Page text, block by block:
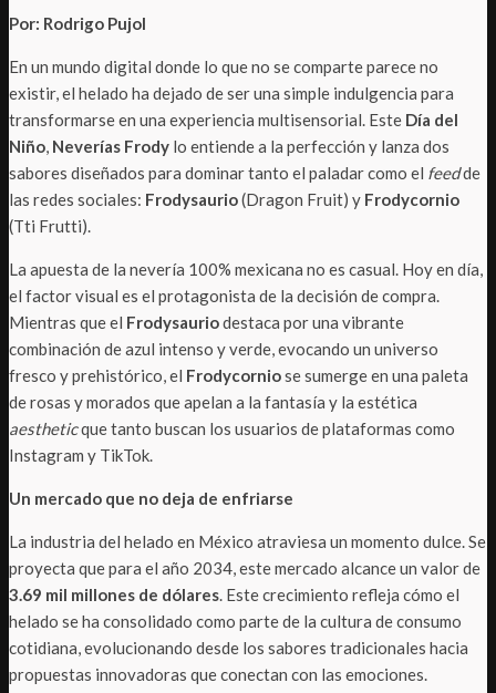
Por: Rodrigo Pujol
En un mundo digital donde lo que no se comparte parece no
existir, el helado ha dejado de ser una simple indulgencia para
transformarse en una experiencia multisensorial. Este Día del
Niño, Neverías Frody lo entiende a la perfección y lanza dos
sabores diseñados para dominar tanto el paladar como el feedde
las redes sociales: Frodysaurio(Dragon Fruit) y Frodycornio
(Tti Frutti).
La apuesta de la nevería 100% mexicana no es casual. Hoy en día,
el factor visual es el protagonista de la decisión de compra.
Mientras que el Frodysauriodestaca por una vibrante
combinación de azul intenso y verde, evocando un universo
fresco y prehistórico, el Frodycorniose sumerge en una paleta
de rosas y morados que apelan a la fantasía y la estética
aestheticque tanto buscan los usuarios de plataformas como
Instagram y TikTok.
Un mercado que no deja de enfriarse
La industria del helado en México atraviesa un momento dulce. Se
proyecta que para el año 2034, este mercado alcance un valor de
3.69 mil millones de dólares. Este crecimiento refleja cómo el
helado se ha consolidado como parte de la cultura de consumo
cotidiana, evolucionando desde los sabores tradicionales hacia
propuestas innovadoras que conectan con las emociones.